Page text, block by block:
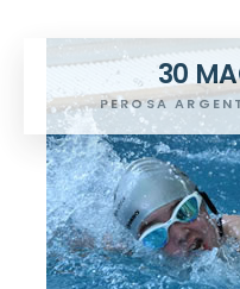
30
PEROSA